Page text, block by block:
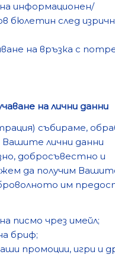
информационен/
бюлетин след
на връзка с
на лични данни
събираме,
Вашите лични данни
добросъвестно и
да получим
им
писмо чрез имейл;
бриф;
промоции, игри и